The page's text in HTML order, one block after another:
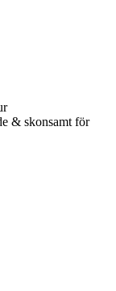
& skonsamt för